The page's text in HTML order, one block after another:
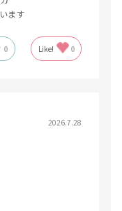
ます
0 Like! 0
2026.7.28